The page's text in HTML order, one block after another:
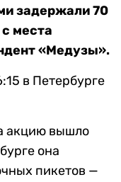
задержали 70
места
«Медузы».
в Петербурге
акцию вышло
она
пикетов —